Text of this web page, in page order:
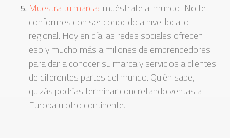
Muestra tu marca: ¡muéstrate al mundo! No te
conformes con ser conocido a nivel local o
regional. Hoy en día las redes sociales ofrecen
eso y mucho más a millones de emprendedores
para dar a conocer su marca y servicios a clientes
de diferentes partes del mundo. Quién sabe,
quizás podrías terminar concretando ventas a
Europa u otro continente.